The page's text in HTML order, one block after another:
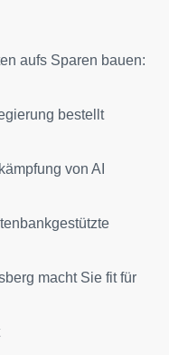
aufs Sparen bauen:
bestellt
von AI
macht Sie fit für